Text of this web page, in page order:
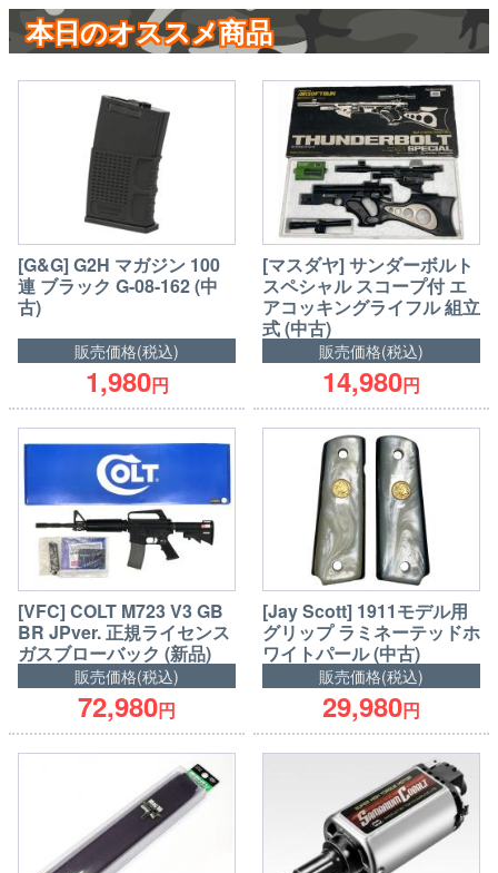
本日のオススメ商品
[G&G] G2H マガジン 100
連 ブラック G-08-162 (中
古)
販売価格(税込)
1,980円
[マスダヤ] サンダーボルト
スペシャル スコープ付 エ
アコッキングライフル 組立
式 (中古)
販売価格(税込)
14,980円
[VFC] COLT M723 V3 GB
BR JPver. 正規ライセンス
ガスブローバック (新品)
販売価格(税込)
72,980円
[Jay Scott] 1911モデル用
グリップ ラミネーテッドホ
ワイトパール (中古)
販売価格(税込)
29,980円